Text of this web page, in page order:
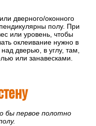
дверного/оконного
полу. При
или уровень, чтобы
оклеивание нужно в
дверью, в углу, там,
или занавесками.
бы первое полотно